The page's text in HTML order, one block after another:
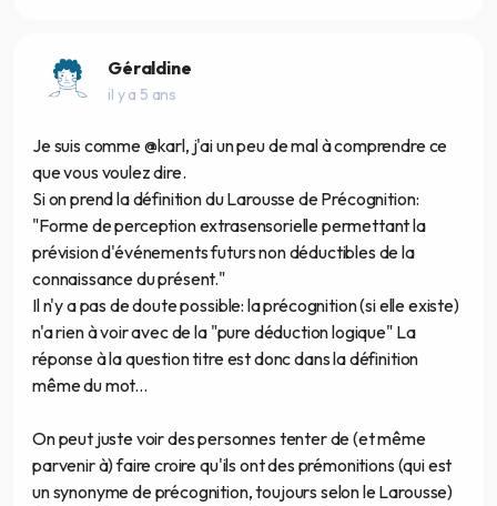
Géraldine
il y a 5 ans
Je suis comme @karl, j'ai un peu de mal à comprendre ce
que vous voulez dire.
Si on prend la définition du Larousse de Précognition:
"Forme de perception extrasensorielle permettant la
prévision d'événements futurs non déductibles de la
connaissance du présent."
Il n'y a pas de doute possible: la précognition (si elle existe)
n'a rien à voir avec de la "pure déduction logique" La
réponse à la question titre est donc dans la définition
même du mot...
On peut juste voir des personnes tenter de (et même
parvenir à) faire croire qu'ils ont des prémonitions (qui est
un synonyme de précognition, toujours selon le Larousse)